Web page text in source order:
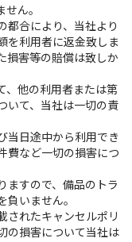
ん。
都合により、当社より
を利用者に返金致しま
損害等の賠償は致しか
、他の利用者または第
いて、当社は一切の責
当日途中から利用でき
費など一切の損害につ
ますので、備品のトラ
いません。
されたキャンセルポリ
の損害について当社は